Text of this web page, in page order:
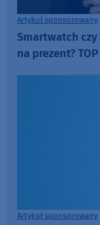
Artykuł sponsorowany
Smartwatch czy
na prezent?
Artykuł sponsorowany